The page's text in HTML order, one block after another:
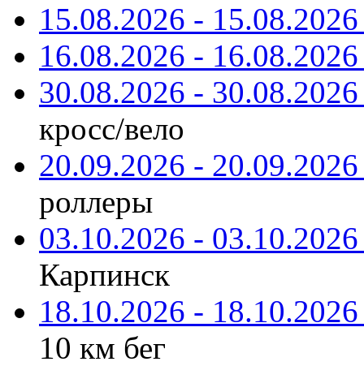
15.08.2026 -
16.08.2026 -
30.08.2026 -
кросс/вело
20.09.2026 -
роллеры
03.10.2026 -
Карпинск
18.10.2026 -
10 км бег